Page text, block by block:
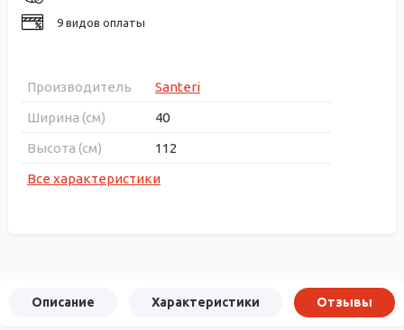
9 видов оплаты
Производитель
Santeri
Ширина (см)
40
Высота (см)
112
Все характеристики
Описание Характеристики Отзывы